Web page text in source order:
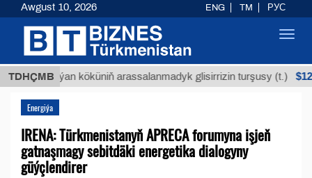
TDHÇMB
Buýan köküniň arassalanmadyk glisirrizin turşusy (t.) $12935,18
Energiýa
IRENA: Türkmenistanyň APRECA forumyna işjeň
gatnaşmagy sebitdäki energetika dialogyny
güýçlendirer
Awgust 10, 2026 ENG TM РУС